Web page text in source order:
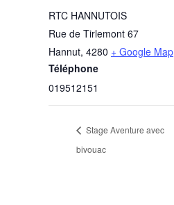
RTC HANNUTOIS
Rue de Tirlemont 67
Hannut, 4280 + Google Map
Téléphone
019512151
Stage Aventure avec
bivouac